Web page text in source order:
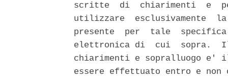
scritte  di  chiarimenti  e
utilizzare  esclusivamente
presente  per  tale
elettronica di  cui  sopra.
chiarimenti e sopralluogo e'
essere effettuato entro e